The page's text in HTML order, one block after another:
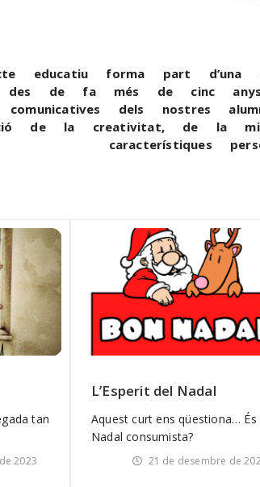
educatiu forma part
des de fa més de cinc
comunicatives dels nostres
de la creativitat, de la
característiques
tan
2023
L’Esperit del Nadal
Aquest curt ens qüestiona… És
Nadal consumista?
21 de desembre de